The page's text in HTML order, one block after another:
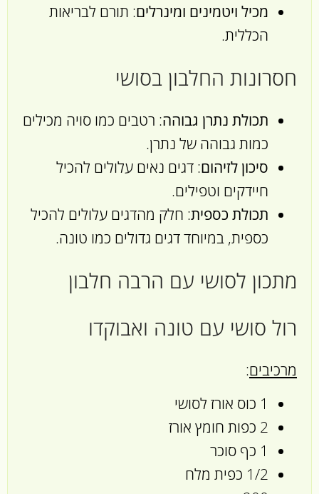
מכיל ויטמינים ומינרלים: תורם לבריאות
הכללית.
חסרונות החלבון בסושי
תכולת נתרן גבוהה: רטבים כמו סויה מכילים
כמות גבוהה של נתרן.
סיכון לזיהום: דגים נאים עלולים להכיל
חיידקים וטפילים.
תכולת כספית: חלק מהדגים עלולים להכיל
כספית, במיוחד דגים גדולים כמו טונה.
מתכון לסושי עם הרבה חלבון
רול סושי עם טונה ואבוקדו
מרכיבים:
1 כוס אורז לסושי
2 כפות חומץ אורז
1 כף סוכר
1/2 כפית מלח